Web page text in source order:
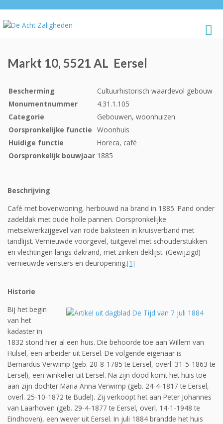
Markt 10, 5521 AL Eersel
Bescherming
Cultuurhistorisch waardevol gebouw
Monumentnummer
4.31.1.105
Categorie
Gebouwen, woonhuizen
Oorspronkelijke functie Woonhuis
Huidige functie
Horeca, café
Oorspronkelijk bouwjaar 1885
Beschrijving
Café met bovenwoning, herbouwd na brand in 1885. Pand onder
zadeldak met oude holle pannen. Oorspronkelijke
metselwerkzijgevel van rode baksteen in kruisverband met
tandlijst. Vernieuwde voorgevel, tuitgevel met schouderstukken
en vlechtingen langs dakrand, met zinken deklijst. (Gewijzigd)
vernieuwde vensters en deuropening.[1]
Historie
Bij het begin
van het
kadaster in
1832 stond hier al een huis. Die behoorde toe aan Willem van
Hulsel, een arbeider uit Eersel. De volgende eigenaar is
Bernardus Verwimp (geb. 20-8-1785 te Eersel, overl. 31-5-1863 te
Eersel), een winkelier uit Eersel. Na zijn dood komt het huis toe
aan zijn dochter Maria Anna Verwimp (geb. 24-4-1817 te Eersel,
overl. 25-10-1872 te Budel). Zij verkoopt het aan Peter Johannes
van Laarhoven (geb. 29-4-1877 te Eersel, overl. 14-1-1948 te
Eindhoven), een wever uit Eersel. In juli 1884 brandde het huis